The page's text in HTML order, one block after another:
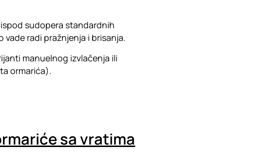
sudopera standardnih
vade radi pražnjenja i brisanja.
manuelnog izvlačenja ili
ormarića).
sa vratima